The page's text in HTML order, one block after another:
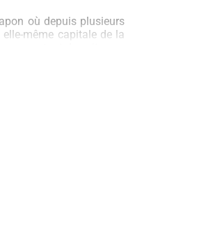
où depuis plusieurs
même capitale de la